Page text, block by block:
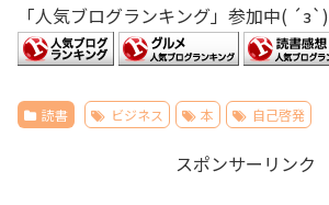
「人気ブログランキング」参加中( ´з`)
読書 ビジネス 本 自己啓発
スポンサーリンク